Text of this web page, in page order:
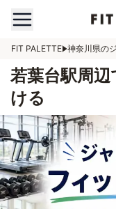
FIT PALETTE 神奈川県の
若葉台駅周
ける